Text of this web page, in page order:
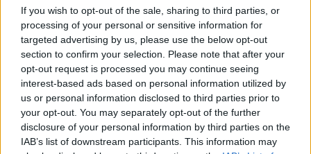
If you wish to opt-out of the sale, sharing to third parties, or
processing of your personal or sensitive information for
targeted advertising by us, please use the below opt-out
section to confirm your selection. Please note that after your
opt-out request is processed you may continue seeing
interest-based ads based on personal information utilized by
us or personal information disclosed to third parties prior to
your opt-out. You may separately opt-out of the further
disclosure of your personal information by third parties on the
IAB’s list of downstream participants. This information may
Η ανάρτηση της Μαρίας Κίτσου για τα γενέθλιά της και
το «ευχαριστώ» στους συνεργάτες της
πριν 11 λεπτά
Οι συνομιλίες με το Ιράν είναι σαν μια παρτίδα σκάκι,
λέει ο Τραμπ - Είμαστε επαγγελματίες παίκτες, απαντά η
Τεχεράνη
πριν 16 λεπτά
Ευρωπαϊκό Πρωτάθλημα Στίβου: Ο σοβαρός
τραυματισμός του Φουρλάνι, έφυγε σε καροτσάκι από
πριν 20 λεπτά